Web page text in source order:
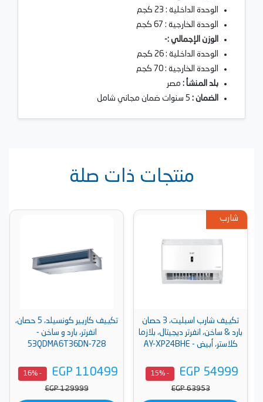
الوحدة الداخلية : 23 كجم
الوحدة الخارجية : 67 كجم
الوزن الإجمالي :-
الوحدة الداخلية : 26 كجم
الوحدة الخارجية : 70 كجم
بلد المنشأ : مصر
الضمان :
منتجات ذات صلة
شارب
تكييف شارب اسبليت، 3 حصان
بارد & ساخن، انفرتر ديجيتال، بلازما
كلاستر، أبيض - AY-XP24BHE
EGP 54999
- 15%
EGP 63953
تكييف كاريير كونسيلد، 5 حصان،
انفرتر، بارد و ساخن -
53QDMA6T36DN-728
EGP 110499
- 16%
EGP 129999